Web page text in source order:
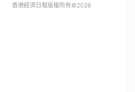
香港經濟日報版權所有©2026